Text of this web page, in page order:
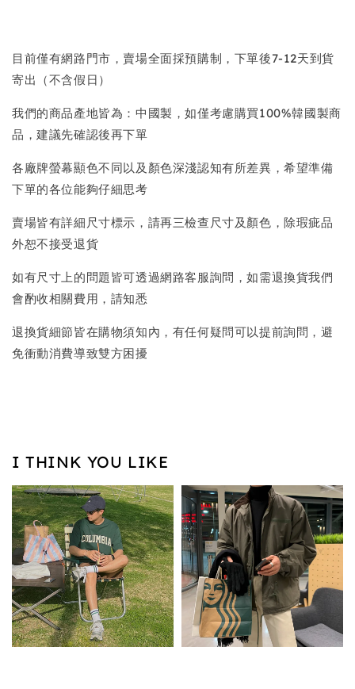
目前僅有網路門市，賣場全面採預購制，下單後7-12天到貨
寄出（不含假日）
我們的商品產地皆為：中國製，如僅考慮購買100%韓國製商
品，建議先確認後再下單
各廠牌螢幕顯色不同以及顏色深淺認知有所差異，希望準備
下單的各位能夠仔細思考
賣場皆有詳細尺寸標示，請再三檢查尺寸及顏色，除瑕疵品
外恕不接受退貨
如有尺寸上的問題皆可透過網路客服詢問，如需退換貨我們
會酌收相關費用，請知悉
退換貨細節皆在購物須知內，有任何疑問可以提前詢問，避
免衝動消費導致雙方困擾
I THINK YOU LIKE